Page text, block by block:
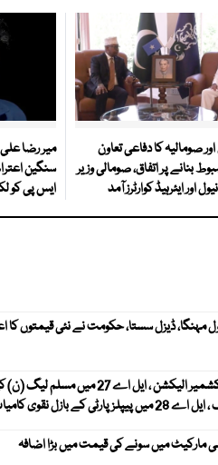
صومالیہ کا دفاعی تعاون
بنانے پر اتفاق، صومالی وزیر
اور ایئرہیڈ کوارٹرز آمد
میر رضا
سنگین
ایس پی کو
مہنگا، ڈیزل سستا، حکومت نے نئی قیمتوں کا
آزاد کشمیر الیکشن ، ایل اے 27 میں مسلم
پیپلز پارٹی کے بازل نقوی کامیاب
مارکیٹ میں سونے کی قیمت میں بڑا اضافہ